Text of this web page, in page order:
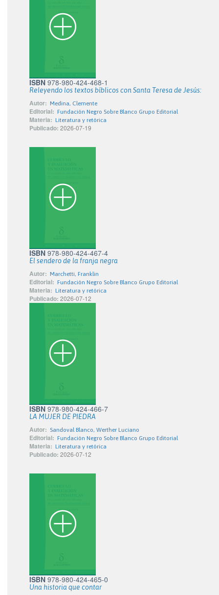
ISBN 978-980-424-468-1
Releyendo los textos bíblicos con Santa Teresa de Jesús:
Autor: Medina, Clemente
Editorial: Fundación Negro Sobre Blanco Grupo Editorial
Materia: Literatura y retórica
Publicado: 2026-07-19
ISBN 978-980-424-467-4
El sendero de la franja negra
Autor: Marchetti, Franklin
Editorial: Fundación Negro Sobre Blanco Grupo Editorial
Materia: Literatura y retórica
Publicado: 2026-07-12
ISBN 978-980-424-466-7
LA MUJER DE PIEDRA
Autor: Sandoval Blanco, Werther Luciano
Editorial: Fundación Negro Sobre Blanco Grupo Editorial
Materia: Literatura y retórica
Publicado: 2026-07-12
ISBN 978-980-424-465-0
Una historia que contar